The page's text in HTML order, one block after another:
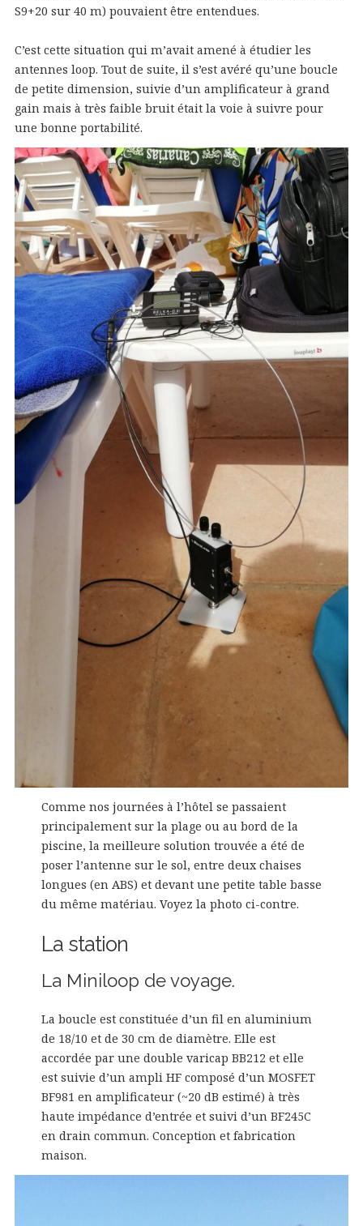
S9+20 sur 40 m) pouvaient être entendues.
C’est cette situation qui m’avait amené à étudier les
antennes loop. Tout de suite, il s’est avéré qu’une boucle
de petite dimension, suivie d’un amplificateur à grand
gain mais à très faible bruit était la voie à suivre pour
une bonne portabilité.
Comme nos journées à l’hôtel se passaient
principalement sur la plage ou au bord de la
piscine, la meilleure solution trouvée a été de
poser l’antenne sur le sol, entre deux chaises
longues (en ABS) et devant une petite table basse
du même matériau. Voyez la photo ci-contre.
La station
La Miniloop de voyage.
La boucle est constituée d’un fil en aluminium
de 18/10 et de 30 cm de diamètre. Elle est
accordée par une double varicap BB212 et elle
est suivie d’un ampli HF composé d’un MOSFET
BF981 en amplificateur (~20 dB estimé) à très
haute impédance d’entrée et suivi d’un BF245C
en drain commun. Conception et fabrication
maison.